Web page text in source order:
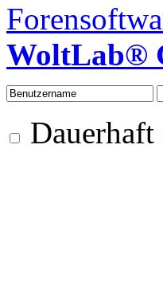
WoltLab®
Dauerhaft